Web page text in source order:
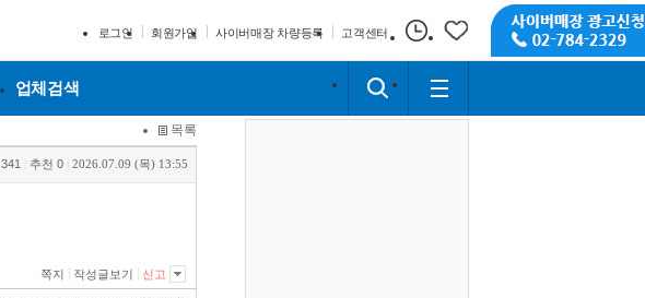
로그인 회원가입 사이버매장 차량등록 고객센터
업체검색
목록
341 추천 0 2026.07.09 (목) 13:55
쪽지 작성글보기 신고